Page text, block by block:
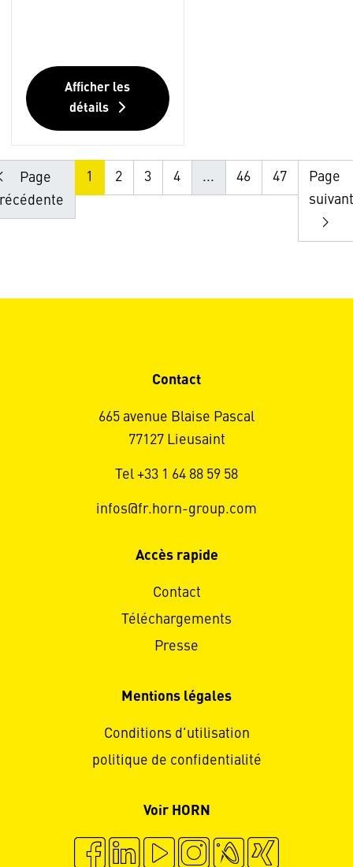
Afficher les
détails
Page
1 2 3 4 ... 46 47
Page
Contact
665 avenue Blaise Pascal
77127 Lieusaint
Tel +33 1 64 88 59 58
infos@fr.horn-group.com
Accès rapide
Contact
Téléchargements
Presse
Mentions légales
Conditions d'utilisation
politique de confidentialité
Voir HORN